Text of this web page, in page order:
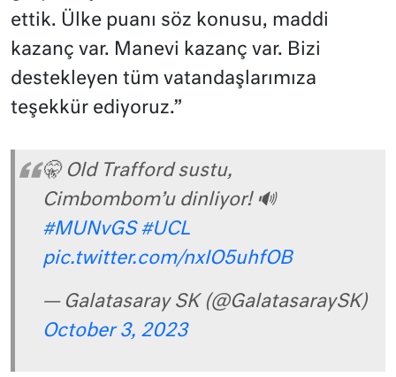
ettik. Ülke puanı söz konusu, maddi
kazanç var. Manevi kazanç var. Bizi
destekleyen tüm vatandaşlarımıza
teşekkür ediyoruz.”
🤫 Old Trafford sustu,
Cimbombom’u dinliyor! 🔊
#MUNvGS #UCL
pic.twitter.com/nxIO5uhfOB
— Galatasaray SK (@GalatasaraySK)
October 3, 2023